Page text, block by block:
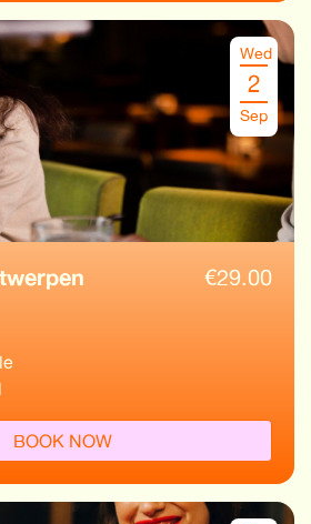
Wed
2
Sep
€29.00
BOOK NOW